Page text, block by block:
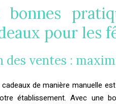
bonnes
pour les
ventes :
de manière manuelle
établissement. Avec une